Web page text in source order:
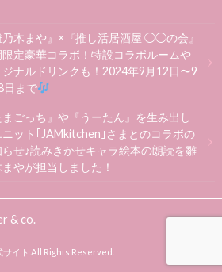
乃木まや』×『推し活居酒屋 ◯◯の会』
定豪華コラボ！特設コラボルームや
ジナルドリンクも！2024年9月12日〜9
日まで
まごっち』や『うーたん』を生み出し
ニット｢JAMkitchen｣さまとのコラボの
らせ♪読みきかせキャラ絵本の朗読を雛
まやが担当しました！
& co.
イト .All Rights Reserved.